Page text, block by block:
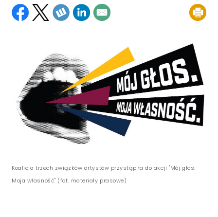
Koalicja trzech związków artystów przystąpiła do akcji "Mój głos.
Moja własność" (fot. materiały prasowe)